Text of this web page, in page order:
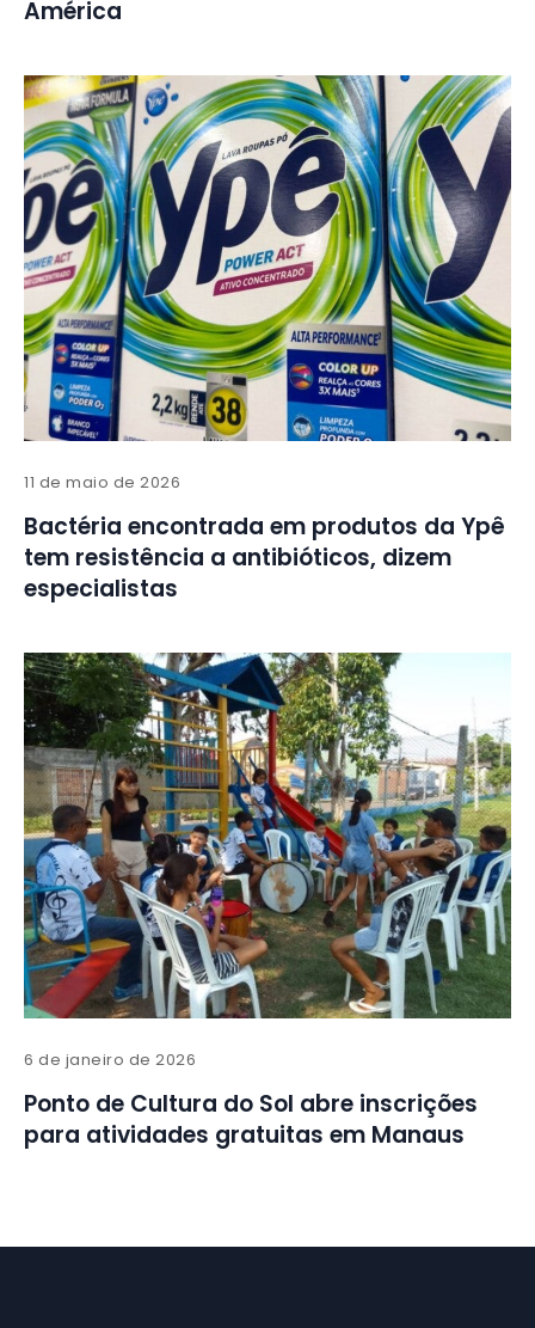
América
11 de maio de 2026
Bactéria encontrada em produtos da Ypê
tem resistência a antibióticos, dizem
especialistas
6 de janeiro de 2026
Ponto de Cultura do Sol abre inscrições
para atividades gratuitas em Manaus